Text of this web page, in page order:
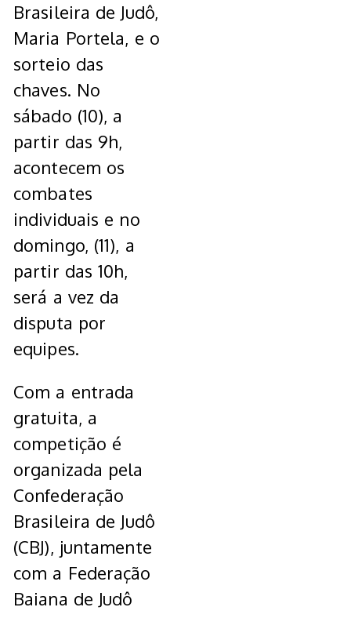
Brasileira de Judô,
Maria Portela, e o
sorteio das
chaves. No
sábado (10), a
partir das 9h,
acontecem os
combates
individuais e no
domingo, (11), a
partir das 10h,
será a vez da
disputa por
equipes.
Com a entrada
gratuita, a
competição é
organizada pela
Confederação
Brasileira de Judô
(CBJ), juntamente
com a Federação
Baiana de Judô